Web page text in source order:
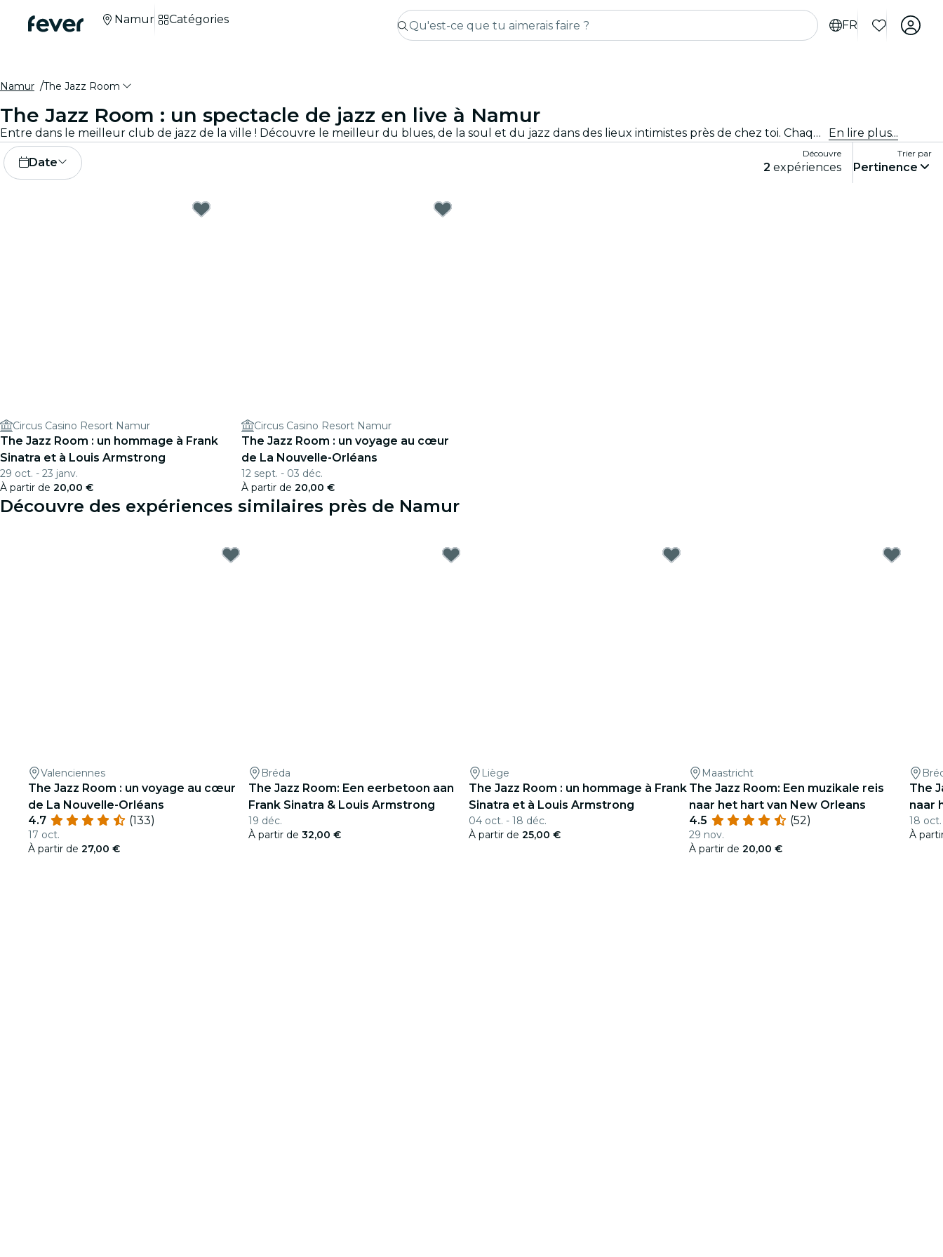
FR
Namur Catégories
Namur The Jazz Room
The Jazz Room : un spectacle de jazz en live à Namur
Entre dans le meilleur club de jazz de la ville ! Découvre le meilleur du blues, de la soul et du jazz dans des lieux intimistes près de chez toi. Chaque note raconte une histoire, chaque solo te touche en plein cœur. Découvre les concerts de jazz en direct autour de toi ! En lire plus...
Date
Découvre
2 expériences
Trier par
Pertinence
Circus Casino Resort Namur
The Jazz Room : un hommage à Frank
Sinatra et à Louis Armstrong
29 oct. - 23 janv.
À partir de 20,00 €
Circus Casino Resort Namur
The Jazz Room : un voyage au cœur
de La Nouvelle-Orléans
12 sept. - 03 déc.
À partir de 20,00 €
Découvre des expériences similaires près de Namur
Valenciennes
The Jazz Room : un voyage au cœur
de La Nouvelle-Orléans
4.7
(133)
17 oct.
À partir de 27,00 €
Bréda
The Jazz Room: Een eerbetoon aan
Frank Sinatra & Louis Armstrong
19 déc.
À partir de 32,00 €
Liège
The Jazz Room : un hommage à Frank
Sinatra et à Louis Armstrong
04 oct. - 18 déc.
À partir de 25,00 €
Maastricht
The Jazz Room: Een muzikale reis
naar het hart van New Orleans
4.5
(52)
29 nov.
À partir de 20,00 €
The
naar
18 oct.
À